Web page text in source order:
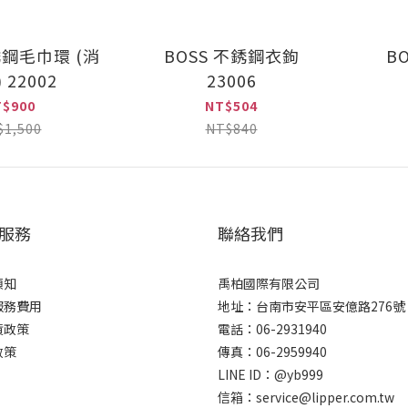
毛巾環 (消
22002
BOSS 不銹鋼衣鉤
23006
NT$504
NT$840
務
知
費用
策
策
聯絡我們
禹柏國際有限公司
地址：台南市安平區安億路276號
電話：06-2931940
傳真：06-2959940
LINE ID：@yb999
信箱：service@lipper.com.tw